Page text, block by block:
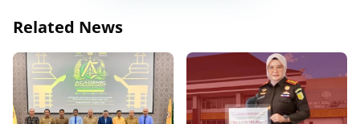
Related News